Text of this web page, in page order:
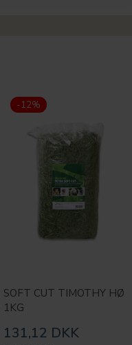
-12%
SOFT CUT TIMOTHY HØ
1KG
131,12 DKK